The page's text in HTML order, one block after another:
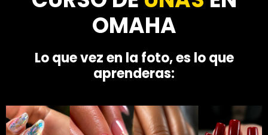
OMAHA
Lo que vez en la foto, es lo que
aprenderas: